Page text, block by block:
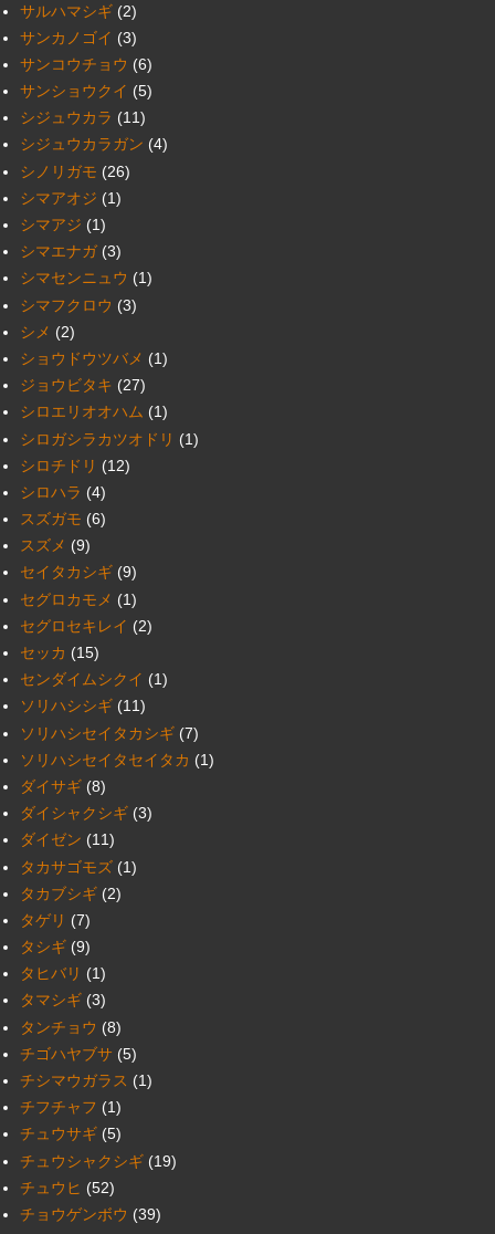
サルハマシギ (2)
サンカノゴイ (3)
サンコウチョウ (6)
サンショウクイ (5)
シジュウカラ (11)
シジュウカラガン (4)
シノリガモ (26)
シマアオジ (1)
シマアジ (1)
シマエナガ (3)
シマセンニュウ (1)
シマフクロウ (3)
シメ (2)
ショウドウツバメ (1)
ジョウビタキ (27)
シロエリオオハム (1)
シロガシラカツオドリ (1)
シロチドリ (12)
シロハラ (4)
スズガモ (6)
スズメ (9)
セイタカシギ (9)
セグロカモメ (1)
セグロセキレイ (2)
セッカ (15)
センダイムシクイ (1)
ソリハシシギ (11)
ソリハシセイタカシギ (7)
ソリハシセイタセイタカ (1)
ダイサギ (8)
ダイシャクシギ (3)
ダイゼン (11)
タカサゴモズ (1)
タカブシギ (2)
タゲリ (7)
タシギ (9)
タヒバリ (1)
タマシギ (3)
タンチョウ (8)
チゴハヤブサ (5)
チシマウガラス (1)
チフチャフ (1)
チュウサギ (5)
チュウシャクシギ (19)
チュウヒ (52)
チョウゲンボウ (39)